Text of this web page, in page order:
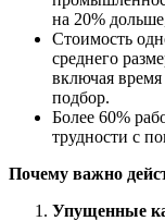
на 20%
Стоимость
среднего
включая
подбор.
Более 60%
трудности с
Почему важно
Упущенные